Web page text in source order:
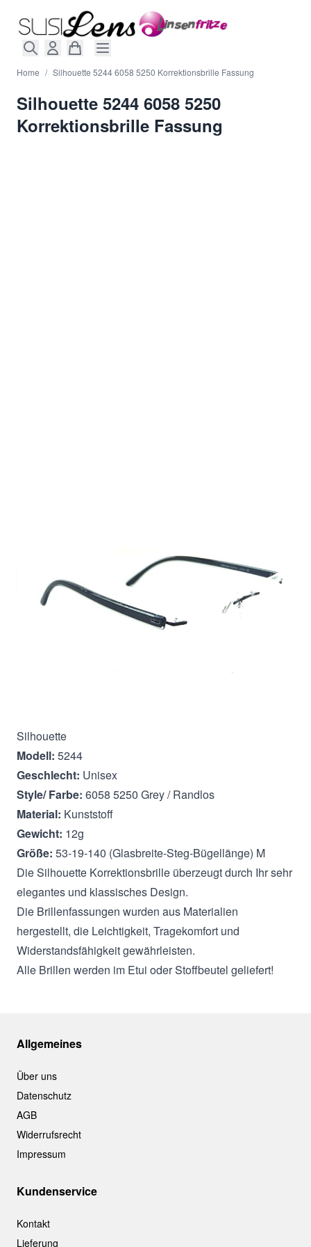
Home / Silhouette 5244 6058 5250 Korrektionsbrille Fassung
Silhouette 5244 6058 5250
Korrektionsbrille Fassung
In den Warenkorb
Silhouette
Modell: 5244
Geschlecht: Unisex
Style/ Farbe: 6058 5250 Grey / Randlos
Material: Kunststoff
Gewicht: 12g
Größe: 53-19-140 (Glasbreite-Steg-Bügellänge) M
Die Silhouette Korrektionsbrille überzeugt durch Ihr sehr
elegantes und klassisches Design.
Die Brillenfassungen wurden aus Materialien
hergestellt, die Leichtigkeit, Tragekomfort und
Widerstandsfähigkeit gewährleisten.
Alle Brillen werden im Etui oder Stoffbeutel geliefert!
Allgemeines
Über uns
Datenschutz
AGB
Widerrufsrecht
Impressum
Kundenservice
Kontakt
Lieferung